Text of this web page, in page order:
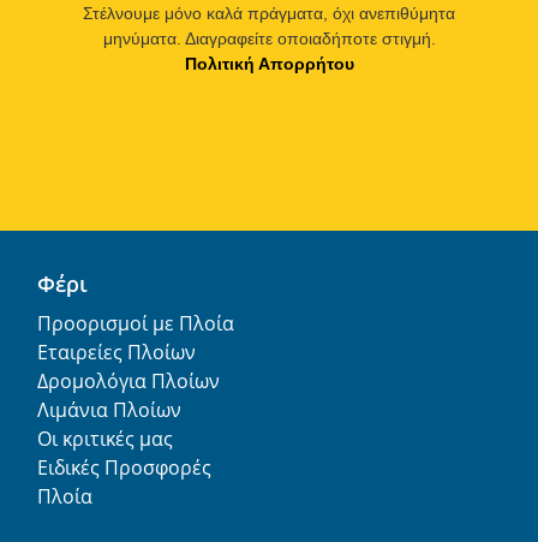
Στέλνουμε μόνο καλά πράγματα, όχι ανεπιθύμητα
μηνύματα. Διαγραφείτε οποιαδήποτε στιγμή.
Πολιτική Απορρήτου
Φέρι
Προορισμοί με Πλοία
Εταιρείες Πλοίων
Δρομολόγια Πλοίων
Λιμάνια Πλοίων
Οι κριτικές μας
Ειδικές Προσφορές
Πλοία